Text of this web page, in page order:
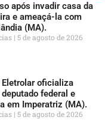
após invadir casa da
e ameaçá-la com
(MA).
5 de agosto de 2026
Eletrolar oficializa
federal e
em Imperatriz (MA).
5 de agosto de 2026